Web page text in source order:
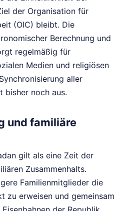
der Organisation für
(OIC) bleibt. Die
Berechnung und
regelmäßig für
Medien und religiösen
aller
bisher noch aus.
und familiäre
gilt als eine Zeit der
Zusammenhalts.
Familienmitglieder die
zu erweisen und gemeinsam